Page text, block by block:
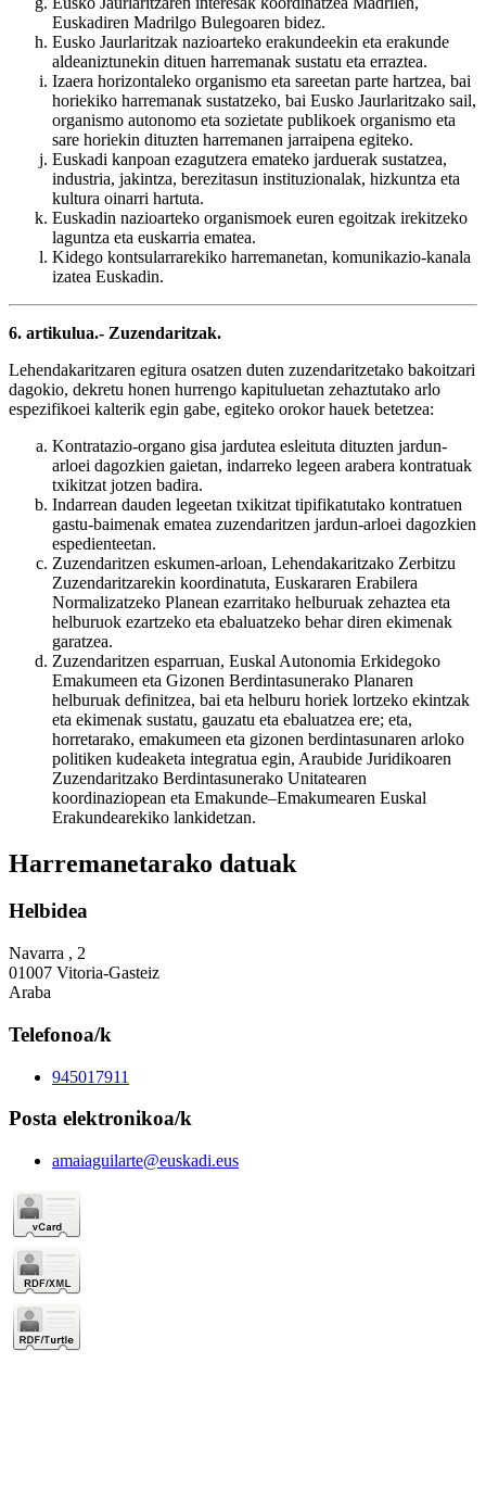
Euskadiren Madrilgo Bulegoaren bidez.
Eusko Jaurlaritzak nazioarteko erakundeekin eta erakunde
aldeaniztunekin dituen harremanak sustatu eta erraztea.
Izaera horizontaleko organismo eta sareetan parte hartzea, bai
horiekiko harremanak sustatzeko, bai Eusko Jaurlaritzako sail,
organismo autonomo eta sozietate publikoek organismo eta
sare horiekin dituzten harremanen jarraipena egiteko.
Euskadi kanpoan ezagutzera emateko jarduerak sustatzea,
industria, jakintza, berezitasun instituzionalak, hizkuntza eta
kultura oinarri hartuta.
Euskadin nazioarteko organismoek euren egoitzak irekitzeko
laguntza eta euskarria ematea.
Kidego kontsularrarekiko harremanetan, komunikazio-kanala
izatea Euskadin.
6. artikulua.- Zuzendaritzak.
Lehendakaritzaren egitura osatzen duten zuzendaritzetako bakoitzari
dagokio, dekretu honen hurrengo kapituluetan zehaztutako arlo
espezifikoei kalterik egin gabe, egiteko orokor hauek betetzea:
Kontratazio-organo gisa jardutea esleituta dituzten jardun-
arloei dagozkien gaietan, indarreko legeen arabera kontratuak
txikitzat jotzen badira.
Indarrean dauden legeetan txikitzat tipifikatutako kontratuen
gastu-baimenak ematea zuzendaritzen jardun-arloei dagozkien
espedienteetan.
Zuzendaritzen eskumen-arloan, Lehendakaritzako Zerbitzu
Zuzendaritzarekin koordinatuta, Euskararen Erabilera
Normalizatzeko Planean ezarritako helburuak zehaztea eta
helburuok ezartzeko eta ebaluatzeko behar diren ekimenak
garatzea.
Zuzendaritzen esparruan, Euskal Autonomia Erkidegoko
Emakumeen eta Gizonen Berdintasunerako Planaren
helburuak definitzea, bai eta helburu horiek lortzeko ekintzak
eta ekimenak sustatu, gauzatu eta ebaluatzea ere; eta,
horretarako, emakumeen eta gizonen berdintasunaren arloko
politiken kudeaketa integratua egin, Araubide Juridikoaren
Zuzendaritzako Berdintasunerako Unitatearen
koordinaziopean eta Emakunde–Emakumearen Euskal
Erakundearekiko lankidetzan.
Harremanetarako datuak
Helbidea
Navarra , 2
01007 Vitoria-Gasteiz
Araba
Telefonoa/k
945017911
Posta elektronikoa/k
amaiaguilarte@euskadi.eus